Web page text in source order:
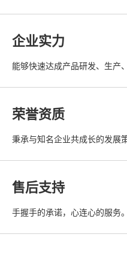
企业实力
能够快速达成产品研发、生产
荣誉资质
秉承与知名企业共成长的发展
售后支持
手握手的承诺，心连心的服务。